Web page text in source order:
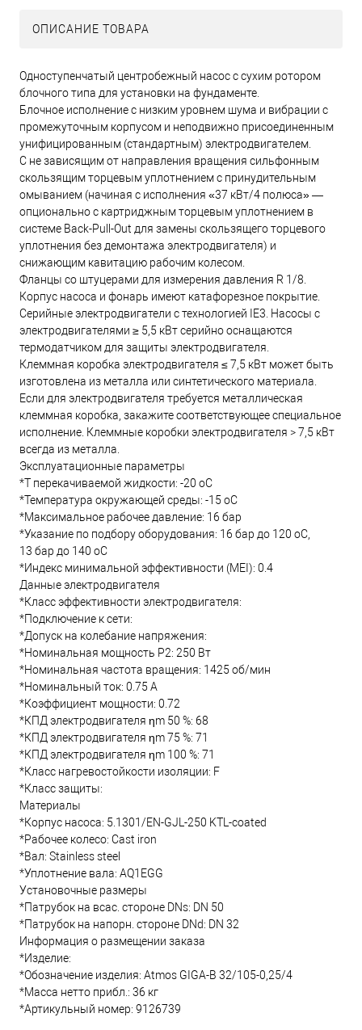
ОПИСАНИЕ ТОВАРА
Одноступенчатый центробежный насос с сухим ротором
блочного типа для установки на фундаменте.
Блочное исполнение с низким уровнем шума и вибрации с
промежуточным корпусом и неподвижно присоединенным
унифицированным (стандартным) электродвигателем.
С не зависящим от направления вращения сильфонным
скользящим торцевым уплотнением с принудительным
омыванием (начиная с исполнения «37 кВт/4 полюса» —
опционально с картриджным торцевым уплотнением в
системе Back-Pull-Out для замены скользящего торцевого
уплотнения без демонтажа электродвигателя) и
снижающим кавитацию рабочим колесом.
Фланцы со штуцерами для измерения давления R 1/8.
Корпус насоса и фонарь имеют катафорезное покрытие.
Серийные электродвигатели с технологией IE3. Насосы с
электродвигателями ≥ 5,5 кВт серийно оснащаются
термодатчиком для защиты электродвигателя.
Клеммная коробка электродвигателя ≤ 7,5 кВт может быть
изготовлена из металла или синтетического материала.
Если для электродвигателя требуется металлическая
клеммная коробка, закажите соответствующее специальное
исполнение. Клеммные коробки электродвигателя > 7,5 кВт
всегда из металла.
Эксплуатационные параметры
*T перекачиваемой жидкости: -20 oC
*Температура окружающей среды: -15 oC
*Максимальное рабочее давление: 16 бар
*Указание по подбору оборудования: 16 бар до 120 oC,
13 бар до 140 oC
*Индекс минимальной эффективности (MEI): 0.4
Данные электродвигателя
*Класс эффективности электродвигателя:
*Подключение к сети:
*Допуск на колебание напряжения:
*Номинальная мощность Р2: 250 Вт
*Номинальная частота вращения: 1425 об/мин
*Номинальный ток: 0.75 А
*Коэффициент мощности: 0.72
*КПД электродвигателя ηm 50 %: 68
*КПД электродвигателя ηm 75 %: 71
*КПД электродвигателя ηm 100 %: 71
*Класс нагревостойкости изоляции: F
*Класс защиты:
Материалы
*Корпус насоса: 5.1301/EN-GJL-250 KTL-coated
*Рабочее колесо: Cast iron
*Вал: Stainless steel
*Уплотнение вала: AQ1EGG
Установочные размеры
*Патрубок на всас. стороне DNs: DN 50
*Патрубок на напорн. стороне DNd: DN 32
Информация о размещении заказа
*Изделие:
*Обозначение изделия: Atmos GIGA-B 32/105-0,25/4
*Масса нетто прибл.: 36 кг
*Артикульный номер: 9126739